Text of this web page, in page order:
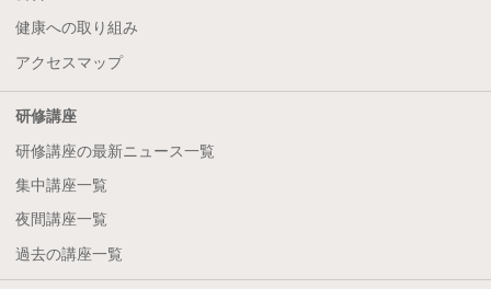
健康への取り組み
アクセスマップ
研修講座
研修講座の最新ニュース一覧
集中講座一覧
夜間講座一覧
過去の講座一覧